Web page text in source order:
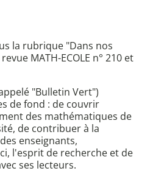
la rubrique "Dans nos
MATH-ECOLE n° 210 et
"Bulletin Vert")
de fond : de couvrir
des mathématiques de
de contribuer à la
enseignants,
l'esprit de recherche et de
ses lecteurs.